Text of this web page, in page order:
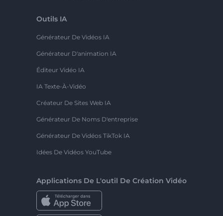
Outils IA
Générateur De Vidéos IA
Générateur D'animation IA
Éditeur Vidéo IA
IA Texte-À-Vidéo
Créateur De Sites Web IA
Générateur De Noms D'entreprise
Générateur De Vidéos TikTok IA
Idées De Vidéos YouTube
Applications De L'outil De Création Vidéo